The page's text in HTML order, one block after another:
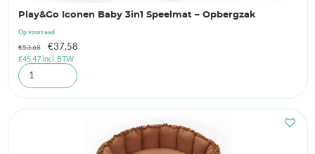
Play&Go Iconen Baby 3in1 Speelmat – Opbergzak
Op voorraad
€53,68
Oorspronkelijke
prijs
€53,68.
€37,58Huidige
is:
€45,47incl. BTW